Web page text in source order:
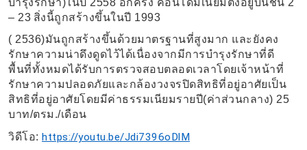
– 23 สิ่งนี้ถูกสร้างขึ้นในปี 1993
( 2536)มันถูกสร้างขึ้นด้วยมาตรฐานที่สูงมาก และยังคง
รักษาความน่าดึงดูดไว้ได้เนื่องจากมีการบำรุงรักษาที่ดี
พื้นที่ทั้งหมดได้รับการตรวจสอบตลอดเวลาโดยเจ้าหน้าที่
รักษาความปลอดภัยและกล้องวงจรปิดสิทธิที่อยู่อาศัยเป็น
สิทธิที่อยู่อาศัยโดยมีค่าธรรมเนียมรายปี(ค่าส่วนกลาง) 25
บาท/ตรม ./เดือน
วิดีโอ: https://youtu.be/Jdi7396oDlM